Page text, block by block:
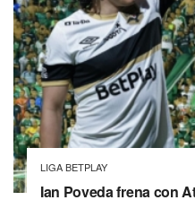
LIGA BETPLAY
Ian Poveda frena con